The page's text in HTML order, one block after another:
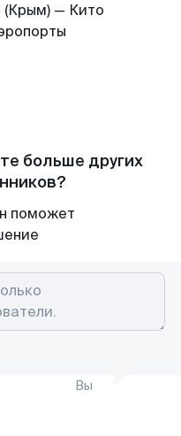
— Кито
больше других
поможет
Вы